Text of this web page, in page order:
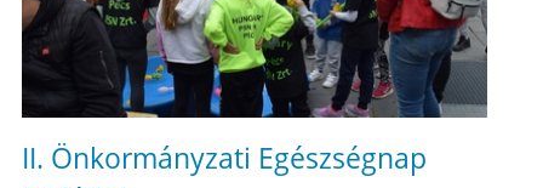
II. Önkormányzati Egészségnap